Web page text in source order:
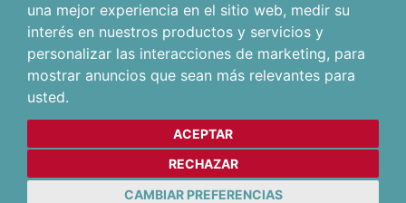
una mejor experiencia en el sitio web, medir su
interés en nuestros productos y servicios y
personalizar las interacciones de marketing, para
mostrar anuncios que sean más relevantes para
usted.
ACEPTAR
RECHAZAR
CAMBIAR PREFERENCIAS